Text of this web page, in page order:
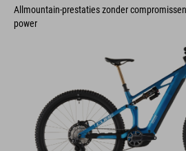
Allmountain-prestaties zonder
power